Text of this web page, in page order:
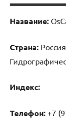
Название:
Страна:
Индекс:
Телефон: +7